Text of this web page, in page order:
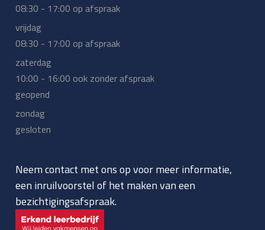
08:30 - 17:00 op afspraak
vrijdag
08:30 - 17:00 op afspraak
zaterdag
10:00 - 16:00 ook zonder afspraak
geopend
zondag
gesloten
Neem contact met ons op voor meer informatie,
een inruilvoorstel of het maken van een
bezichtigingsafspraak.